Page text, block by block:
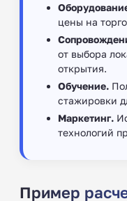
цены на
от выбора
открытия.
Обучение.
стажировки
Маркетинг.
технологий
Пример